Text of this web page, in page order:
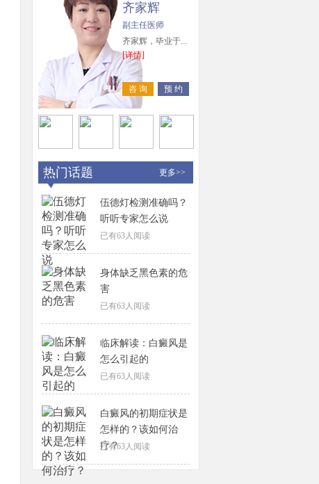
齐家辉
副主任医师
齐家辉，毕业于...
[详情]
咨 询 预 约
热门话题 更多>>
伍德灯检测准确吗？
听听专家怎么说
已有63人阅读
身体缺乏黑色素的危
害
已有63人阅读
临床解读：白癜风是
怎么引起的
已有63人阅读
白癜风的初期症状是
怎样的？该如何治
疗？
已有63人阅读